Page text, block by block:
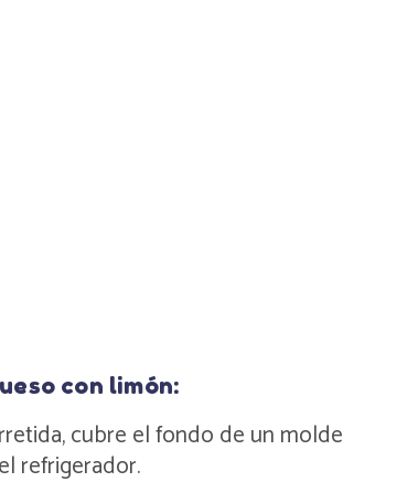
con limón:
cubre el fondo de un molde
refrigerador.